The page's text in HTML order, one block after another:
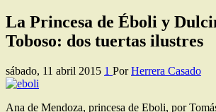
La Princesa de Éboli y
Toboso: dos tuertas ilustres
sábado, 11 abril 2015 1 Por Herrera Casado
Ana de Mendoza, princesa de Eboli, por